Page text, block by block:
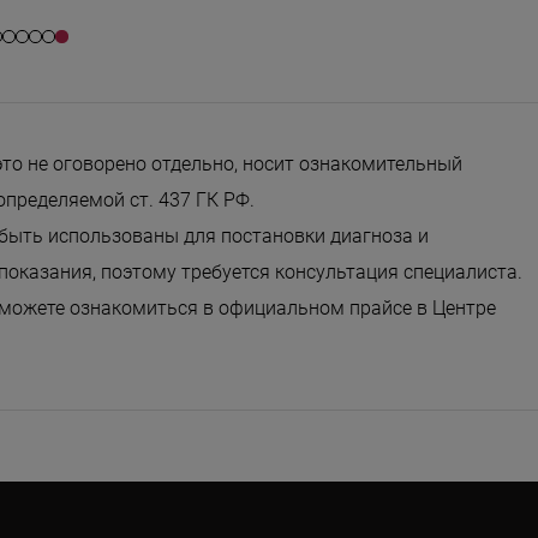
не оговорено отдельно, носит ознакомительный
ст. 437 ГК РФ.
использованы для постановки диагноза и
поэтому требуется консультация специалиста.
ознакомиться в официальном прайсе в Центре